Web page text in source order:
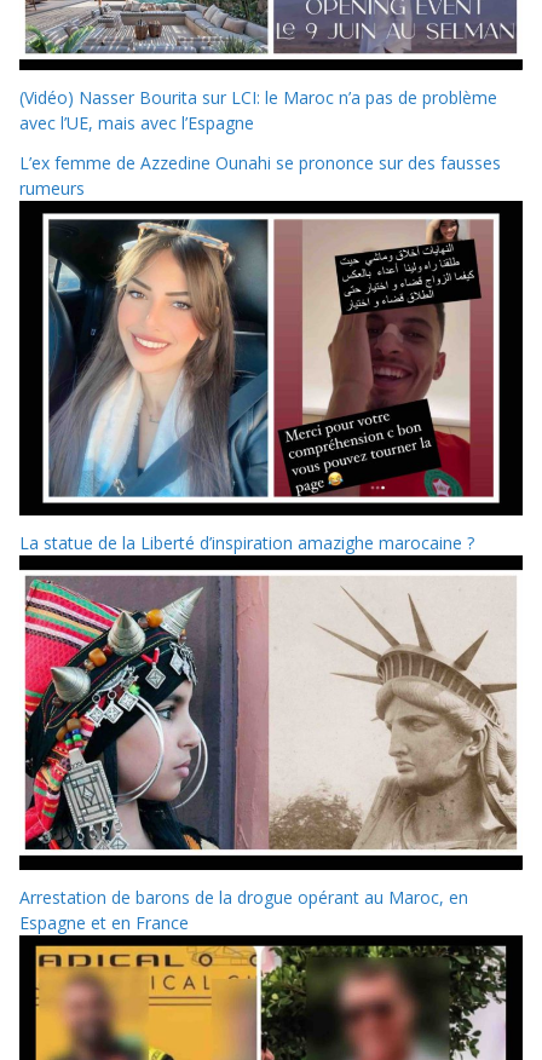
(Vidéo) Nasser Bourita sur LCI: le Maroc n’a pas de problème
avec l’UE, mais avec l’Espagne
L’ex femme de Azzedine Ounahi se prononce sur des fausses
rumeurs
La statue de la Liberté d’inspiration amazighe marocaine ?
Arrestation de barons de la drogue opérant au Maroc, en
Espagne et en France